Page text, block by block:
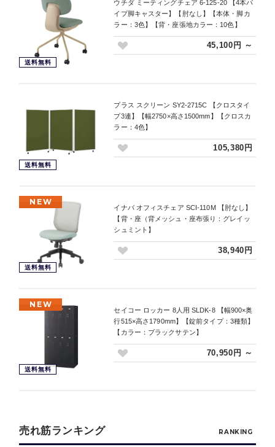
送料無料
ウチダ ミーティングチェア 6-125-20 【4本パ
イプ脚キャスター】【肘なし】【本体・脚カ
ラー：3色】【背・座張地カラー：10色】
45,100円 ～
送料無料
プラス スクリーン SY2-2715C 【クロスタイ
プ3連】【幅2750×高さ1500mm】【クロスカ
ラー：4色】
105,380円
NEW
送料無料
イナバ オフィスチェア SCI-110M 【肘なし】
【背・座（背メッシュ・座布張り：グレイッ
シュミント】
38,940円
NEW
送料無料
セイコー ロッカー 8人用 SLDK-8 【幅900×奥
行515×高さ1790mm】【錠前タイプ：3種類】
【カラー：ブラックサテン】
70,950円 ～
売れ筋ランキング RANKING